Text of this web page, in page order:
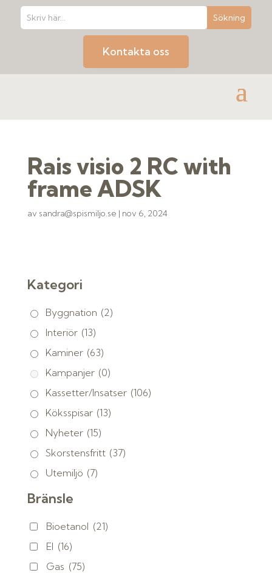
Kontakta oss
Rais visio 2 RC with
frame ADSK
av sandra@spismiljo.se | nov 6, 2024
Kategori
Byggnation (2)
Interiör (13)
Kaminer (63)
Kampanjer (0)
Kassetter/Insatser (106)
Köksspisar (13)
Nyheter (15)
Skorstensfritt (37)
Utemiljö (7)
Bränsle
Bioetanol (21)
El (16)
Gas (75)